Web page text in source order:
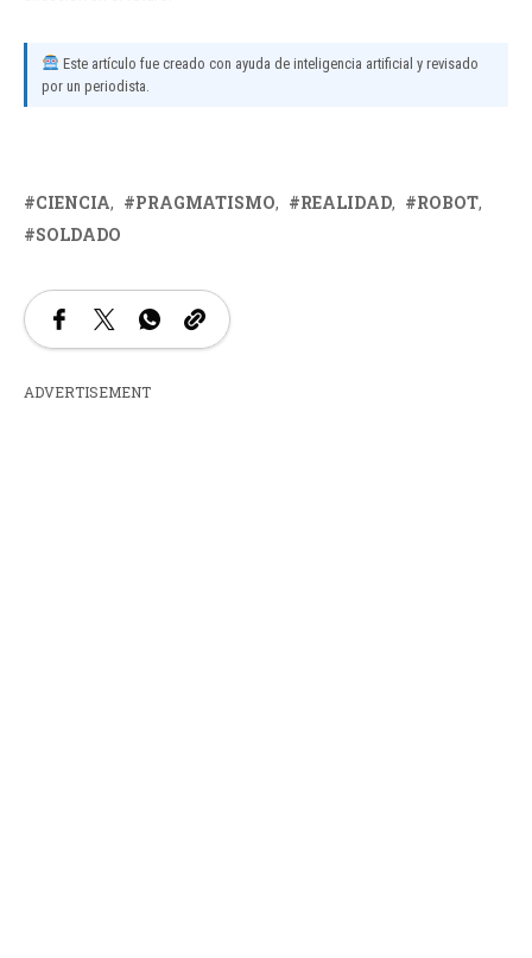
Este artículo fue creado con ayuda de inteligencia artificial y revisado
por un periodista.
CIENCIA PRAGMATISMO REALIDAD
ROBOT
SOLDADO
ADVERTISEMENT